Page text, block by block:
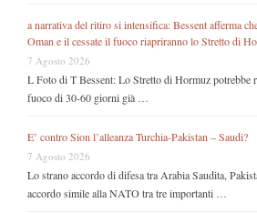
a narrativa del ritiro si intensifica: Bessent afferma
Oman e il cessate il fuoco riapriranno lo Stretto di
7 Agosto 2026
L Foto di T Bessent: Lo Stretto di Hormuz potrebbe
fuoco di 30-60 giorni già …
E’ contro Sion l’alleanza Turchia-Pakistan – Saudi?
7 Agosto 2026
Lo strano accordo di difesa tra Arabia Saudita,
accordo simile alla NATO tra tre importanti …